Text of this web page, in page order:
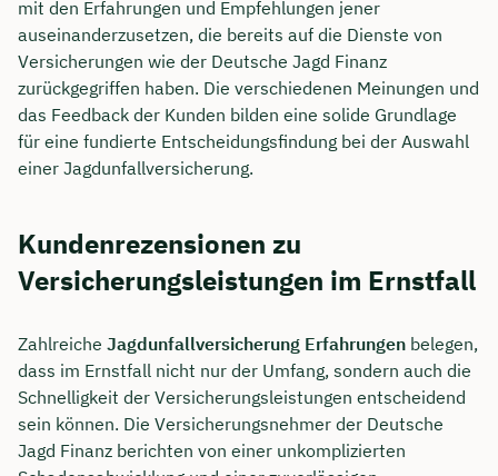
mit den Erfahrungen und Empfehlungen jener
auseinanderzusetzen, die bereits auf die Dienste von
Versicherungen wie der Deutsche Jagd Finanz
zurückgegriffen haben. Die verschiedenen Meinungen und
das Feedback der Kunden bilden eine solide Grundlage
für eine fundierte Entscheidungsfindung bei der Auswahl
einer Jagdunfallversicherung.
Kundenrezensionen zu
Versicherungsleistungen im Ernstfall
Zahlreiche Jagdunfallversicherung Erfahrungen belegen,
dass im Ernstfall nicht nur der Umfang, sondern auch die
Schnelligkeit der Versicherungsleistungen entscheidend
sein können. Die Versicherungsnehmer der Deutsche
Jagd Finanz berichten von einer unkomplizierten